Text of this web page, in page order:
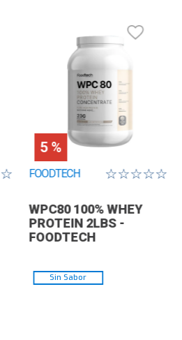
☆
5 %
FOODTECH ☆☆☆☆☆
WPC80 100% WHEY
PROTEIN 2LBS -
FOODTECH
Sin Sabor